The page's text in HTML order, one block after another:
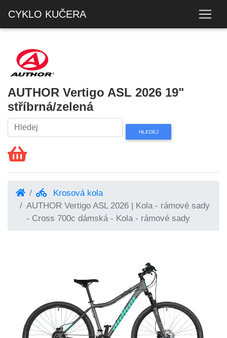
CYKLO KUČERA
AUTHOR Vertigo ASL 2026 19"
stříbrná/zelená
Krosová kola
AUTHOR Vertigo ASL 2026 | Kola - rámové sady
- Cross 700c dámská - Kola - rámové sady